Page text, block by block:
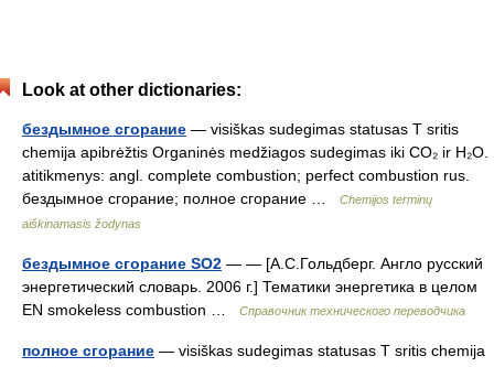
Look at other dictionaries:
бездымное сгорание — visiškas sudegimas statusas T sritis
chemija apibrėžtis Organinės medžiagos sudegimas iki CO₂ ir H₂O.
atitikmenys: angl. complete combustion; perfect combustion rus.
бездымное сгорание; полное сгорание …
Chemijos terminų
aiškinamasis žodynas
бездымное сгорание SО2 — — [А.С.Гольдберг. Англо русский
энергетический словарь. 2006 г.] Тематики энергетика в целом
EN smokeless combustion …
Справочник технического переводчика
полное сгорание — visiškas sudegimas statusas T sritis chemija